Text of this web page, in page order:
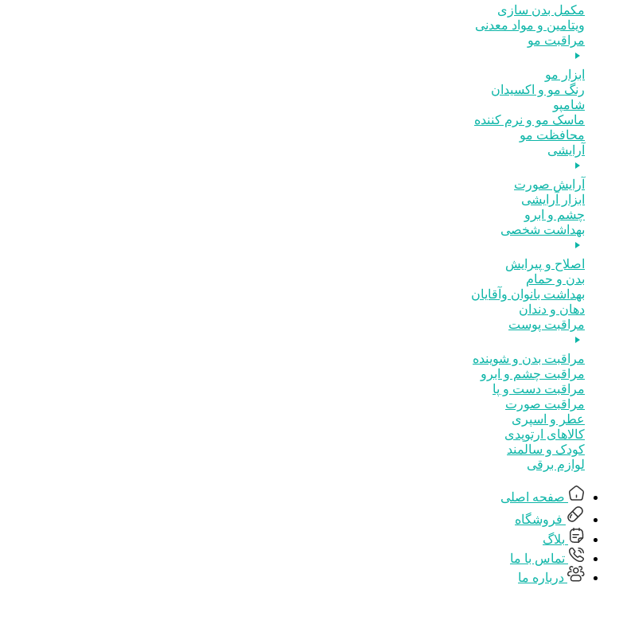
مکمل بدن سازی
ویتامین و مواد معدنی
مراقبت مو
ابزار مو
رنگ مو و اکسیدان
شامپو
ماسک مو و نرم کننده
محافظت مو
آرایشی
آرایش صورت
ابزار آرایشی
چشم و ابرو
بهداشت شخصی
اصلاح و پیرایش
بدن و حمام
بهداشت بانوان وآقایان
دهان و دندان
مراقبت پوست
مراقبت بدن و شوینده
مراقبت چشم و ابرو
مراقبت دست و پا
مراقبت صورت
عطر و اسپری
کالاهای ارتوپدی
کودک و سالمند
لوازم برقی
صفحه اصلی
فروشگاه
بلاگ
تماس با ما
درباره ما